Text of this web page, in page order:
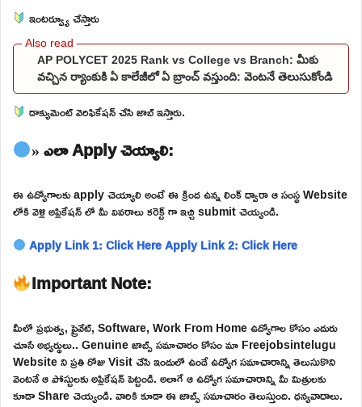
ఇంటర్వ్యూ చేస్తారు
AP POLYCET 2025 Rank vs College vs Branch: మీకు
వచ్చిన ర్యాంకుకి ఏ కాలేజీలో ఏ బ్రాంచ్ వస్తుంది: వెంటనే తెలుసుకోండి
డాక్యుమెంట్ వెరిఫికేషన్ చేసి జాబ్ ఇస్తారు.
» ఎలా Apply చెయ్యాలి:
ఈ ఉద్యోగాలకు apply చెయ్యాలి అంటే ఈ క్రింద ఉన్న లింక్ ద్వారా ఆ సంస్థ Website
లోకి వెళ్లి అప్లికేషన్ లో మీ వివరాలు కరెక్ట్ గా ఇచ్చి submit చెయ్యండి.
Apply Link 1: Click HereApply Link 2: Click Here
Important Note:
మీలో ప్రభుత్వ, ప్రైవేట్, Software, Work From Home ఉద్యోగాల కోసం ఎదురు
చూసే అభ్యర్థులు.. Genuine జాబ్స్ సమాచారం కోసం మా Freejobsintelugu
Website ని ప్రతి రోజు Visit చేసి ఇందులో ఉండే ఉద్యోగ సమాచారాన్ని తెలుసుకొని
వెంటనే ఆ పోస్టులకు అప్లికేషన్ పెట్టండి. అలాగే ఆ ఉద్యోగ సమాచారాన్ని మీ మిత్రులకు
కూడా Share చెయ్యండి. వారికి కూడా ఈ జాబ్స్ సమాచారం తెలుస్తుంది. ధన్యవాదాలు.